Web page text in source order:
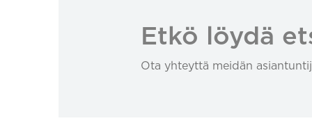
Etkö löydä
Ota yhteyttä meidän